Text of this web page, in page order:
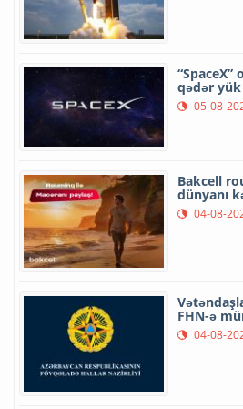
qədər yük
05-08-
Bakcell
dünyanı
04-08-
FHN-ə
04-08-